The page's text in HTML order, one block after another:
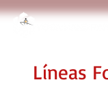
Líneas